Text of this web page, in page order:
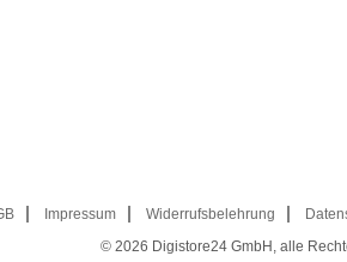
Impressum Widerrufsbelehrung
© 2026 Digistore24 GmbH, alle